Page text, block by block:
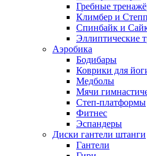
Гребные
Климбер и
Спинбайк и
Эллиптические
Аэробика
Бодибары
Коврики для
Медболы
Мячи
Степ-платформы
Фитнес
Эспандеры
Диски гантели штанги
Гантели